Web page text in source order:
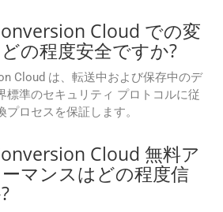
Cloud での変
の程度安全ですか?
Cloud は、転送中および保存中のデ
標準のセキュリティ プロトコルに従
プロセスを保証します。
Cloud 無料ア
マンスはどの程度信